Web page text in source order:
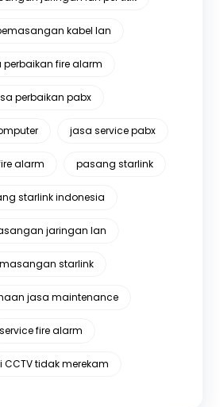
kabel lan
perbaikan fire alarm
perbaikan pabx
jasa service pabx
alarm pasang starlink
starlink indonesia
jaringan lan
starlink
jasa maintenance
service fire alarm
CCTV tidak merekam